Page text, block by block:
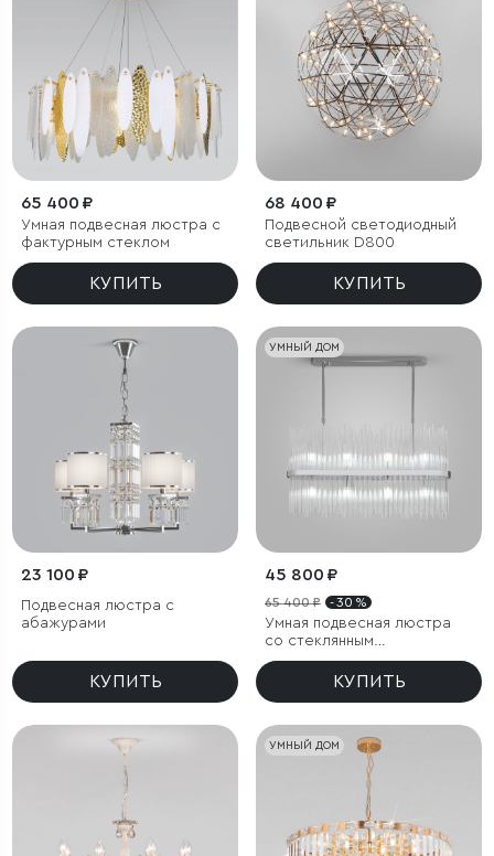
65 400 ₽
Умная подвесная люстра с
фактурным стеклом
КУПИТЬ
68 400 ₽
Подвесной светодиодный
светильник D800
КУПИТЬ
23 100 ₽
Подвесная люстра с
абажурами
КУПИТЬ
УМНЫЙ ДОМ
45 800 ₽
65 400 ₽ - 30 %
Умная подвесная люстра
со стеклянным
рассеивателем
КУПИТЬ
УМНЫЙ ДОМ